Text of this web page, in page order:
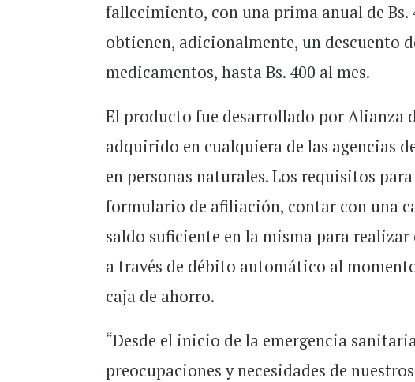
fallecimiento, con una prima anual de Bs.
obtienen, adicionalmente, un descuento
medicamentos, hasta Bs. 400 al mes.
El producto fue desarrollado por Alianza
adquirido en cualquiera de las agencias
en personas naturales. Los requisitos
formulario de afiliación, contar con una
saldo suficiente en la misma para
a través de débito automático al
caja de ahorro.
“Desde el inicio de la emergencia
preocupaciones y necesidades de